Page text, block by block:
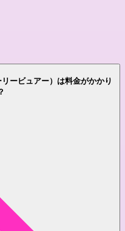
ービュアー）は料金がかかり